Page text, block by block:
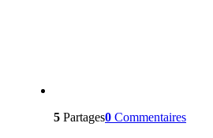
5 Partages0 Commentaires